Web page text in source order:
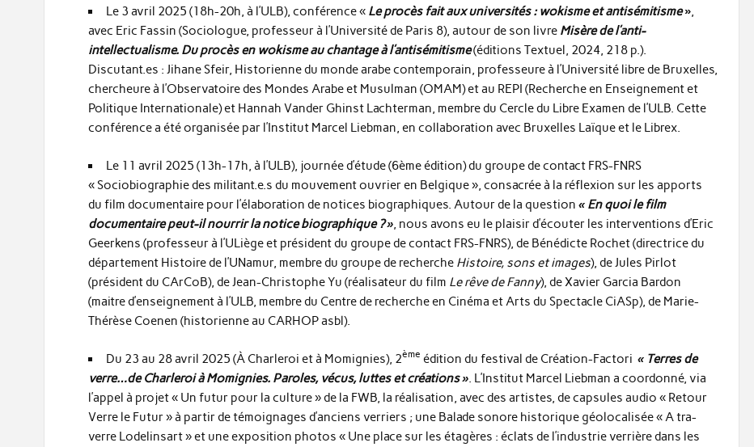
Le 3 avril 2025 (18h-20h, à l’ULB), conférence « Le procès fait aux universités : wokisme et antisémitisme»,
avec Eric Fassin (Sociologue, professeur à l’Université de Paris 8), autour de son livre Misèrede l’anti-
intellectualisme. Du procès en wokisme au chantage à l’antisémitisme(éditions Textuel, 2024, 218 p.).
Discutant.es : Jihane Sfeir, Historienne du monde arabe contemporain, professeure à l’Université libre de Bruxelles,
chercheure à l’Observatoire des Mondes Arabe et Musulman (OMAM) et au REPI (Recherche en Enseignement et
Politique Internationale) et Hannah Vander Ghinst Lachterman, membre du Cercle du Libre Examen de l’ULB. Cette
conférence a été organisée par l’Institut Marcel Liebman, en collaboration avec Bruxelles Laïque et le Librex.
Le 11 avril 2025 (13h-17h, à l’ULB), journée d’étude (6ème édition) du groupe de contact FRS-FNRS
« Sociobiographie des militant.e.s du mouvement ouvrier en Belgique », consacrée à la réflexion sur les apports
du film documentaire pour l’élaboration de notices biographiques. Autour de la question« En quoi le film
documentaire peut-il nourrir la notice biographique ? », nous avons eu le plaisir d’écouter les interventions d’Eric
Geerkens (professeur à l’ULiège et président du groupe de contact FRS-FNRS), de Bénédicte Rochet (directrice du
département Histoire de l’UNamur, membre du groupe de recherche Histoire, sons et images), de Jules Pirlot
(président du CArCoB), de Jean-Christophe Yu (réalisateur du film Le rêve de Fanny), de Xavier Garcia Bardon
(maitre d’enseignement à l’ULB, membre du Centre de recherche en Cinéma et Arts du Spectacle CiASp), de Marie-
Thérèse Coenen (historienne au CARHOP asbl).
Du 23 au 28 avril 2025 (À Charleroi et à Momignies), 2ème édition du festival de Création-Factori « Terres de
verre…de Charleroi à Momignies. Paroles, vécus, luttes et créations » . L’Institut Marcel Liebman a coordonné, via
l’appel à projet « Un futur pour la culture » de la FWB, la réalisation, avec des artistes, de capsules audio « Retour
Verre le Futur » à partir de témoignages d’anciens verriers ; une Balade sonore historique géolocalisée « A tra-
verre Lodelinsart » et une exposition photos « Une place sur les étagères : éclats de l’industrie verrière dans les